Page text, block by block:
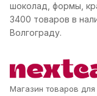
шоколад, формы,
3400 товаров в
Волгограду.
Магазин товаров